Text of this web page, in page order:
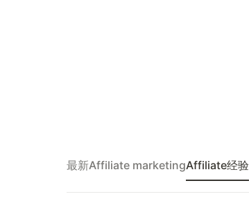
最新Affiliate marketingAffiliate经验